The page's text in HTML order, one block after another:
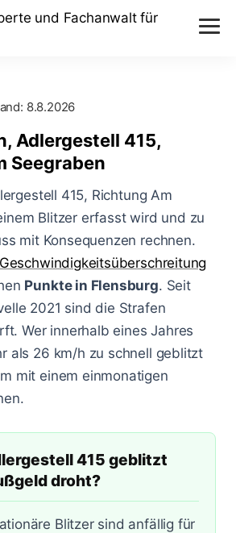
Str.
Zum Bußgeldcheck
8.8.2026
Adlergestell 415,
Seegraben
415, Richtung Am
Blitzer erfasst wird und zu
mit Konsequenzen rechnen.
Geschwindigkeitsüberschreitung
Punkte in Flensburg. Seit
2021 sind die Strafen
Wer innerhalb eines Jahres
als 26 km/h zu schnell geblitzt
mit einem einmonatigen
415 geblitzt
droht?
Blitzer sind anfällig für